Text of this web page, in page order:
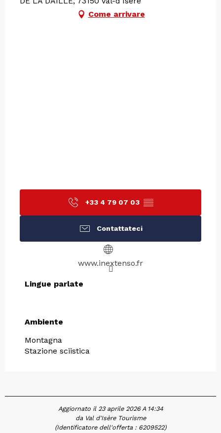
Come arrivare
+33 4 79 07 03 ▒▒
Contattateci
www.inextenso.fr
Lingue parlate
Lingue parlate
Ambiente
Ambiente
Montagna
Stazione sciistica
Aggiornato il 23 aprile 2026 A 14:34
da Val d'Isère Tourisme
(Identificatore dell'offerta : 6209522)